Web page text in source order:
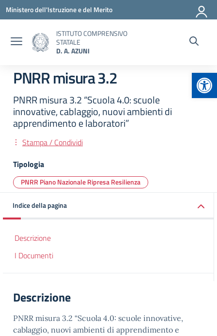
Vai ai contenuti
Vai al menu di navigazione
Vai al footer
Ministero dell'Istruzione e del Merito
ISTITUTO COMPRENSIVO
STATALE
D. A. AZUNI
PNRR misura 3.2
PNRR misura 3.2 “Scuola 4.0: scuole
innovative, cablaggio, nuovi ambienti di
apprendimento e laboratori”
Stampa / Condividi
Tipologia
PNRR Piano Nazionale Ripresa Resilienza
Indice della pagina
Descrizione
I Documenti
Descrizione
PNRR misura 3.2 “Scuola 4.0: scuole innovative,
cablaggio, nuovi ambienti di apprendimento e